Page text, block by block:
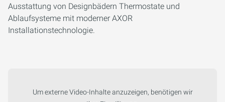
Ausstattung von Designbädern Thermostate und
Ablaufsysteme mit moderner AXOR
Installationstechnologie.
Um externe Video-Inhalte anzuzeigen, benötigen wir